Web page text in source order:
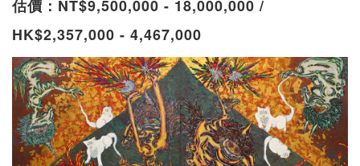
估價：NT$9,500,000 - 18,000,000 /
HK$2,357,000 - 4,467,000